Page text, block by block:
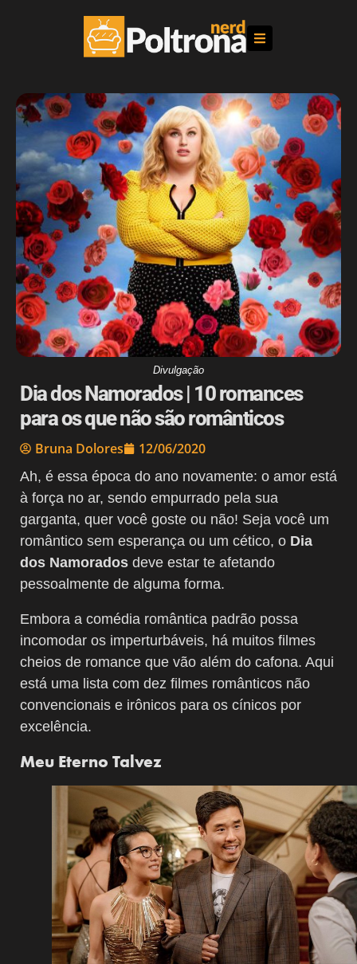
Divulgação
Dia dos Namorados | 10 romances
para os que não são românticos
Bruna Dolores 12/06/2020
Ah, é essa época do ano novamente: o amor está
à força no ar, sendo empurrado pela sua
garganta, quer você goste ou não! Seja você um
romântico sem esperança ou um cético, o Dia
dos Namorados deve estar te afetando
pessoalmente de alguma forma.
Embora a comédia romântica padrão possa
incomodar os imperturbáveis, há muitos filmes
cheios de romance que vão além do cafona. Aqui
está uma lista com dez filmes românticos não
convencionais e irônicos para os cínicos por
excelência.
Meu Eterno Talvez